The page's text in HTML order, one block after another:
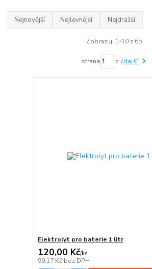
Nejnovější Nejlevnější Nejdražší
Zobrazuji 1-10 z 65
strana z 7další
Elektrolyt pro baterie 1 litr
120,00 Kč/ks
99,17 Kč bez DPH